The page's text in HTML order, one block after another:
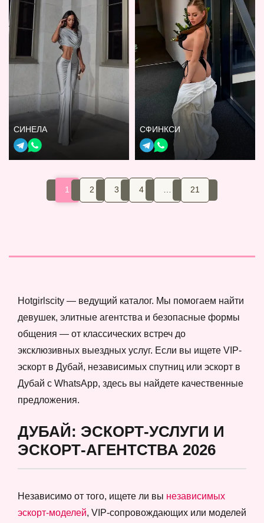
СИНЕЛА СФИНКСИ
1 2 3 4 21
Hotgirlscity — ведущий каталог. Мы помогаем найти
девушек, элитные агентства и безопасные формы
общения — от классических встреч до
эксклюзивных выездных услуг. Если вы ищете VIP-
эскорт в Дубай, независимых спутниц или эскорт в
Дубай с WhatsApp, здесь вы найдете качественные
предложения.
ДУБАЙ: ЭСКОРТ-УСЛУГИ И
ЭСКОРТ-АГЕНТСТВА 2026
Независимо от того, ищете ли вы независимых
эскорт-моделей, VIP-сопровождающих или моделей